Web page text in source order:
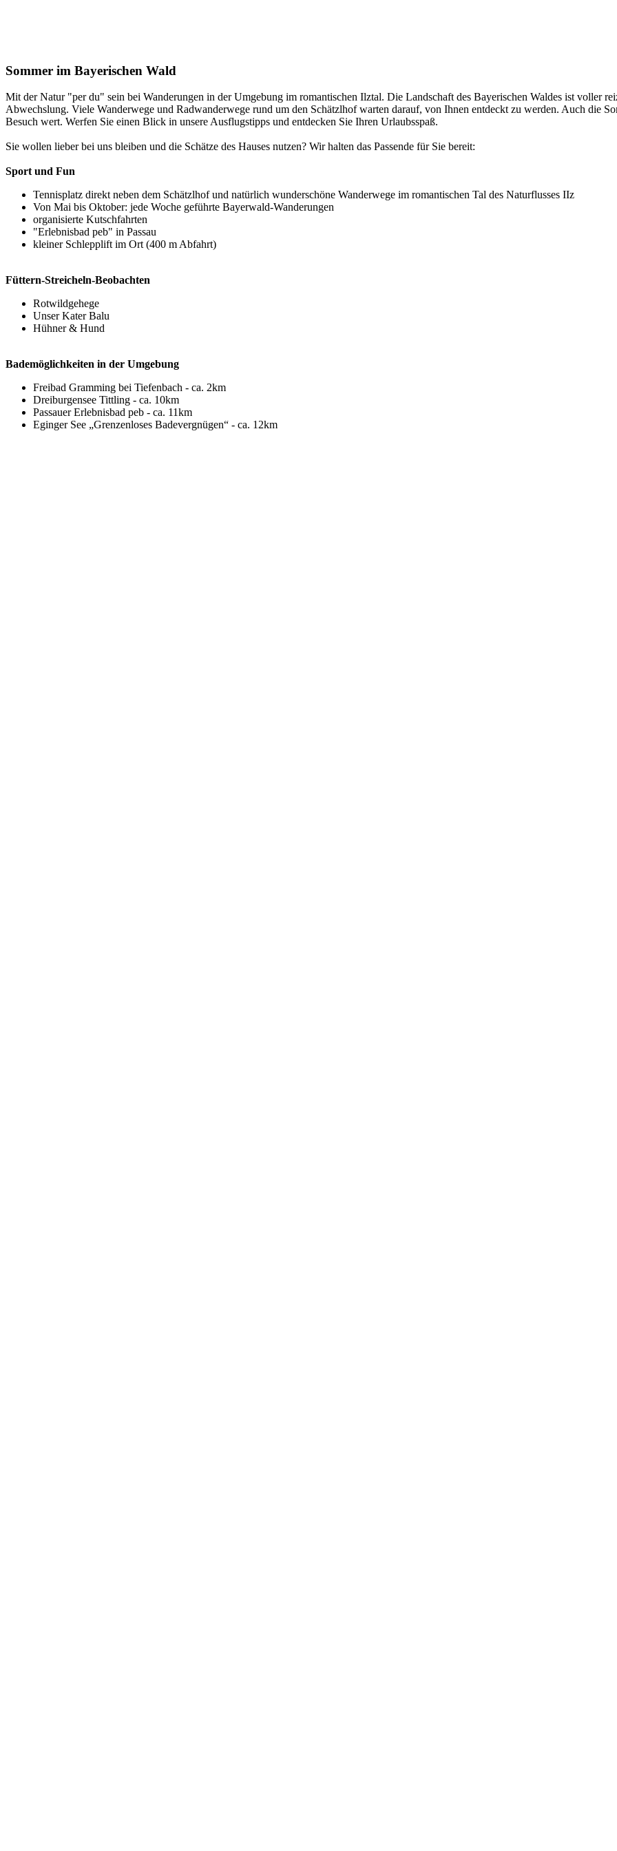
Sommer im Bayerischen Wald
Mit der Natur "per du" sein bei Wanderungen in der Umgebung im romantischen Ilztal. Die Landschaft des Bayerischen Waldes ist voller
Abwechslung. Viele Wanderwege und Radwanderwege rund um den Schätzlhof warten darauf, von Ihnen entdeckt zu werden. Auch die
Besuch wert. Werfen Sie einen Blick in unsere Ausflugstipps und entdecken Sie Ihren Urlaubsspaß.
Sie wollen lieber bei uns bleiben und die Schätze des Hauses nutzen? Wir halten das Passende für Sie bereit:
Sport und Fun
Tennisplatz direkt neben dem Schätzlhof und natürlich wunderschöne Wanderwege im romantischen Tal des Naturflusses IIz
Von Mai bis Oktober: jede Woche geführte Bayerwald-Wanderungen
organisierte Kutschfahrten
"Erlebnisbad peb" in Passau
kleiner Schlepplift im Ort (400 m Abfahrt)
Füttern-Streicheln-Beobachten
Rotwildgehege
Unser Kater Balu
Hühner & Hund
Bademöglichkeiten in der Umgebung
Freibad Gramming bei Tiefenbach - ca. 2km
Dreiburgensee Tittling - ca. 10km
Passauer Erlebnisbad peb - ca. 11km
Eginger See „Grenzenloses Badevergnügen“ - ca. 12km